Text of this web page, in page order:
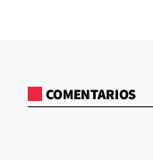
COMENTARIOS